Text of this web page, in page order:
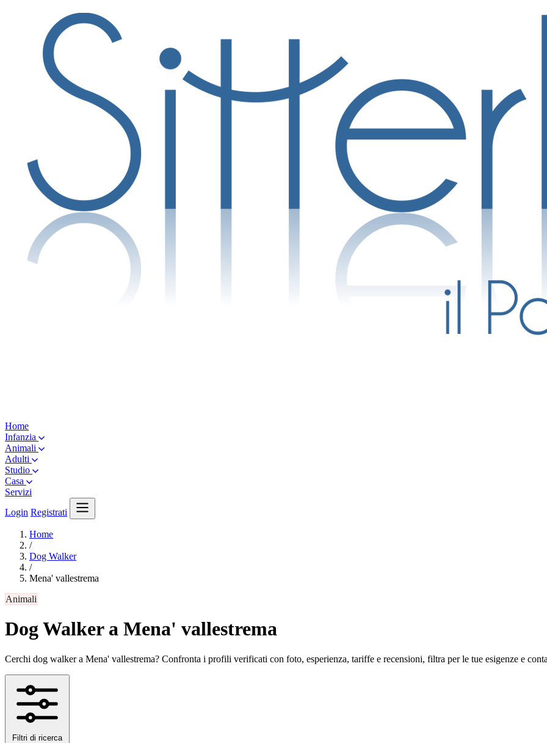
Home
Infanzia
Animali
Adulti
Studio
Casa
Servizi
Login Registrati
Home
/
Dog Walker
/
Mena' vallestrema
Animali
Dog Walker a Mena' vallestrema
Cerchi dog walker a Mena' vallestrema? Confronta i profili verificati con foto, esperienza, tariffe e recensioni, filtra per le tue esigenze e
Filtri di ricerca